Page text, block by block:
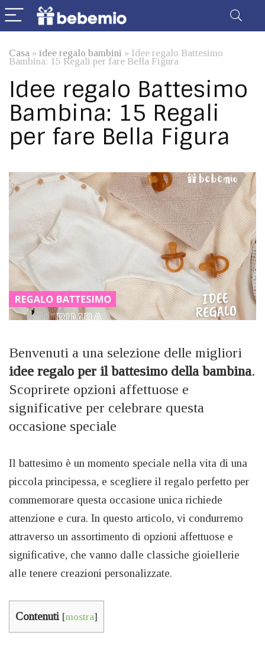
Casa » idee regalo bambini » Idee regalo Battesimo
Bambina: 15 Regali per fare Bella Figura
Idee regalo Battesimo
Bambina: 15 Regali
per fare Bella Figura
Benvenuti a una selezione delle migliori
idee regalo per il battesimo della bambina.
Scoprirete opzioni affettuose e
significative per celebrare questa
occasione speciale
Il battesimo è un momento speciale nella vita di una
piccola principessa, e scegliere il regalo perfetto per
commemorare questa occasione unica richiede
attenzione e cura. In questo articolo, vi condurremo
attraverso un assortimento di opzioni affettuose e
significative, che vanno dalle classiche gioiellerie
alle tenere creazioni personalizzate.
Contenuti [mostra]